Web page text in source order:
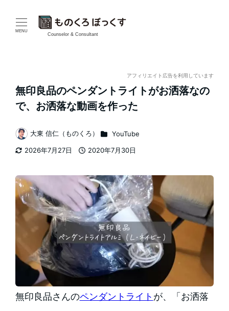
MENU
Counselor & Consultant
アフィリエイト広告を利用しています
無印良品のペンダントライトがお洒落なの
で、お洒落な動画を作った
2026年7月27日
2020年7月30日
著
者
大東 信仁（ものくろ） カテゴリー
YouTube
無印良品さんのペンダントライト が、「お洒落